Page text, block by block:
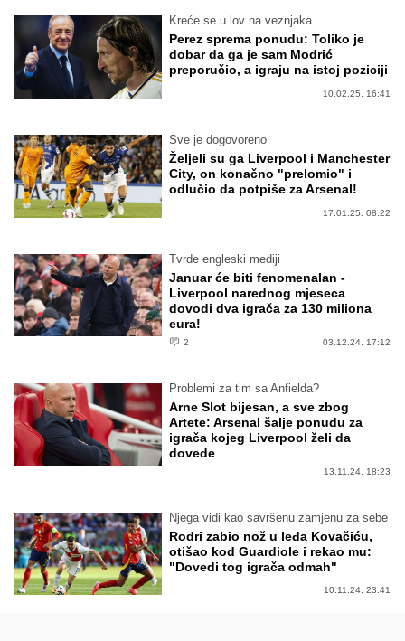
Kreće se u lov na veznjaka
Perez sprema ponudu: Toliko je
dobar da ga je sam Modrić
preporučio, a igraju na istoj poziciji
10.02.25. 16:41
Sve je dogovoreno
Željeli su ga Liverpool i Manchester
City, on konačno "prelomio" i
odlučio da potpiše za Arsenal!
17.01.25. 08:22
Tvrde engleski mediji
Januar će biti fenomenalan -
Liverpool narednog mjeseca
dovodi dva igrača za 130 miliona
eura!
2 03.12.24. 17:12
Problemi za tim sa Anfielda?
Arne Slot bijesan, a sve zbog
Artete: Arsenal šalje ponudu za
igrača kojeg Liverpool želi da
dovede
13.11.24. 18:23
Njega vidi kao savršenu zamjenu za sebe
Rodri zabio nož u leđa Kovačiću,
otišao kod Guardiole i rekao mu:
"Dovedi tog igrača odmah"
10.11.24. 23:41